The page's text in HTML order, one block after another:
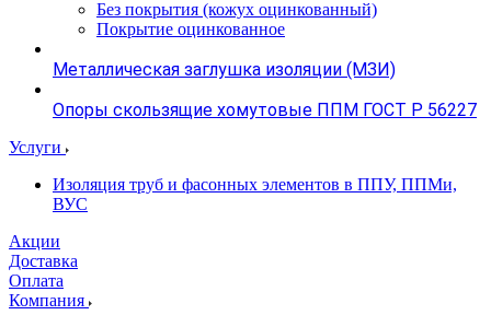
Без покрытия (кожух оцинкованный)
Покрытие оцинкованное
Металлическая заглушка изоляции (МЗИ)
Опоры скользящие хомутовые ППМ ГОСТ Р 56227
Услуги
Изоляция труб и фасонных элементов в ППУ, ППМи,
ВУС
Акции
Доставка
Оплата
Компания